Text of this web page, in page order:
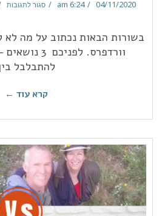
04/11/2020
6:24 am סגור לתגובות
בשורות הבאות נכתוב על מה לא
וורדפרס.
להתבלבל
קרא עוד ←